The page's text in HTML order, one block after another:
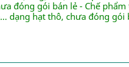
đóng gói bán lẻ - Chế
dạng hạt thô, chưa đóng gói